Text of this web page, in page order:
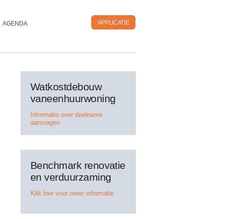
APPLICATIE
AGENDA
Watkostdebouw
vaneenhuurwoning
Informatie over deelname
aanvragen
Benchmark renovatie
en verduurzaming
Klik hier voor meer informatie